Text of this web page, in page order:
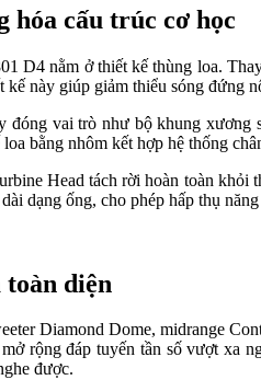
hóa cấu trúc cơ học
D4 nằm ở thiết kế thùng loa.
này giúp giảm thiểu sóng đứng
đóng vai trò như bộ khung
bằng nhôm kết hợp hệ thống
Head tách rời hoàn toàn
dạng ống, cho phép hấp thụ
diện
Diamond Dome, midrange
rộng đáp tuyến tần số vượt xa
được.